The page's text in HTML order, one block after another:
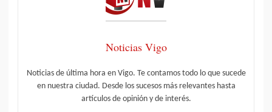
Noticias Vigo
Noticias de última hora en Vigo. Te contamos todo lo que sucede
en nuestra ciudad. Desde los sucesos más relevantes hasta
artículos de opinión y de interés.